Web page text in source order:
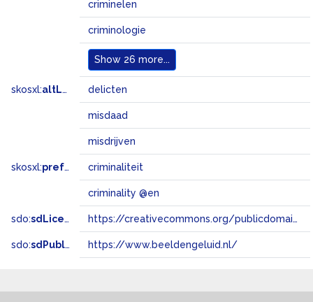
criminelen
criminologie
Show 26 more...
skosxl:altLabel delicten
misdaad
misdrijven
skosxl:prefLabel criminaliteit
criminality @en
sdo:sdLicense https://creativecommons.org/publicdomain/zero/1.0/
sdo:sdPublisher https://www.beeldengeluid.nl/